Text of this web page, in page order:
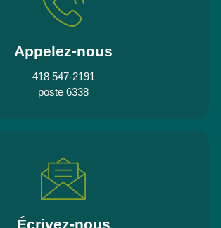
Appelez-nous
418 547-2191
poste 6338
Écrivez-nous